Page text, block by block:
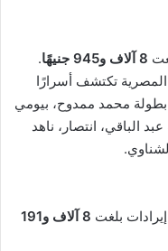
8 آلاف و945 جنيهًا
.
تكتشف أسرارًا
محمد ممدوح، بيومي
الباقي، انتصار، ناهد
بلغت
8 آلاف و191